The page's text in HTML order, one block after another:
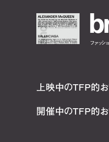
b
ファッシ
上映中のTFP的
開催中のTFP的